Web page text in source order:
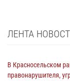
ЛЕНТА
В Красносельском
правонарушителя,